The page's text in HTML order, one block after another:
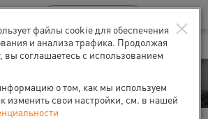
офисов RU EN
×
файлы cookie для обеспечения
и анализа трафика. Продолжая
вы соглашаетесь с использованием
о том, как мы используем
изменить свои настройки, см. в нашей